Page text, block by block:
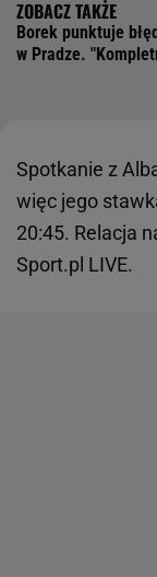
Borek punktuje
w Pradze.
Spotkanie z
więc jego
20:45. Relacja
Sport.pl LIVE.